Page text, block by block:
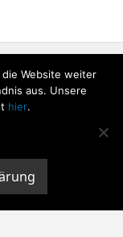
Website weiter
aus. Unsere
hier.